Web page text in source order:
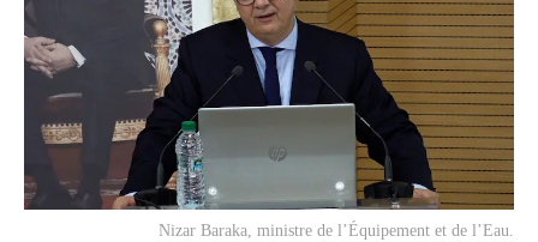
Nizar Baraka, ministre de l’Équipement et de l’Eau.